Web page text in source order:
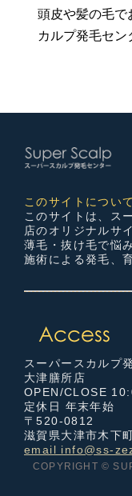
頭皮や髪の毛で
カルプ発毛セン
このサイトについて
このサイトは、ス
店のオリジナルサ
薄毛・抜け毛で悩
施術による発毛、
スーパースカルプ
大津膳所店
OPEN/CLOSE
定休日 年末年始
〒520-0812
滋賀県大津市木下
email info@ss-
COPYRIGHT ©